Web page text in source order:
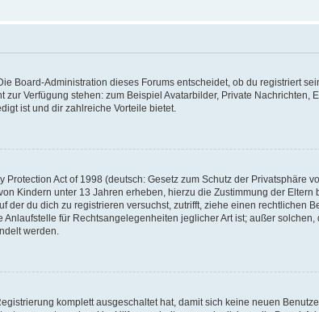
Board-Administration dieses Forums entscheidet, ob du registriert
zur Verfügung stehen: zum Beispiel Avatarbilder, Private
ist und dir zahlreiche Vorteile bietet.
Protection Act of 1998 (deutsch: Gesetz zum Schutz der Privatsphäre
Kindern unter 13 Jahren erheben, hierzu die Zustimmung der
der du dich zu registrieren versuchst, zutrifft, ziehe einen rechtlichen
für Rechtsangelegenheiten jeglicher Art ist; außer
werden.
komplett ausgeschaltet hat, damit sich keine neuen